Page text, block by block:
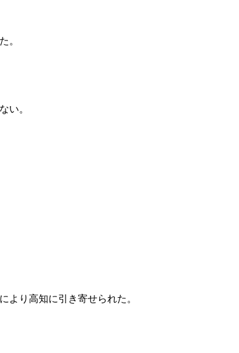
。
い。
より高知に引き寄せられた。